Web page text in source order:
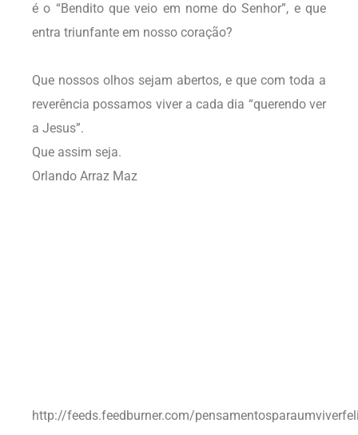
é o “Bendito que veio em nome do Senhor”, e que
entra triunfante em nosso coração?
Que nossos olhos sejam abertos, e que com toda a
reverência possamos viver a cada dia “querendo ver
a Jesus”.
Que assim seja.
Orlando Arraz Maz
http://feeds.feedburner.com/